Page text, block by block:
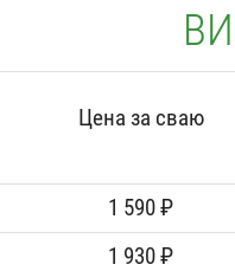
Цена за сваю
1 590 ₽
1 930 ₽